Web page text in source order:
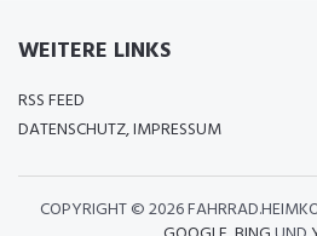
WEITERE LINKS
RSS FEED
DATENSCHUTZ, IMPRESSUM
COPYRIGHT ©2026